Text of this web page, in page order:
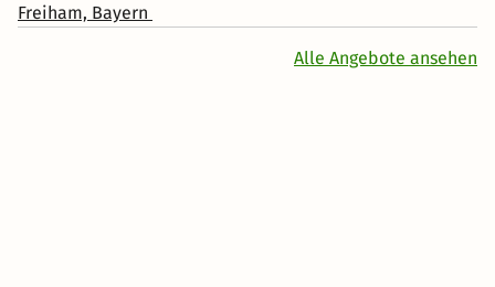
Freiham, Bayern
Alle Angebote ansehen